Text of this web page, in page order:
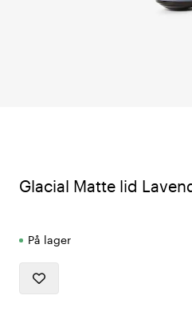
Glacial Matte lid
På lager